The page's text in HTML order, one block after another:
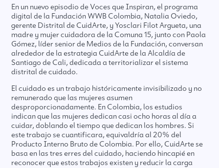
En un nuevo episodio de Voces que Inspiran, el programa
digital de la Fundación WWB Colombia, Natalia Oviedo,
gerente Distrital de CuidArte, y Yosclari Filot Argueta, una
madre y mujer cuidadora de la Comuna 15, junto con Paola
Gómez, líder senior de Medios de la Fundación, conversan
alrededor de la estrategia CuidArte de la Alcaldía de
Santiago de Cali, dedicada a territorializar el sistema
distrital de cuidado.
El cuidado es un trabajo históricamente invisibilizado y no
remunerado que las mujeres asumen
desproporcionadamente. En Colombia, los estudios
indican que las mujeres dedican casi ocho horas al día a
cuidar, doblando el tiempo que dedican los hombres. Si
este trabajo se cuantificara, equivaldría al 20% del
Producto Interno Bruto de Colombia. Por ello, CuidArte se
basa en las tres erres del cuidado, haciendo hincapié en
reconocer que estos trabajos existen y reducir la carga